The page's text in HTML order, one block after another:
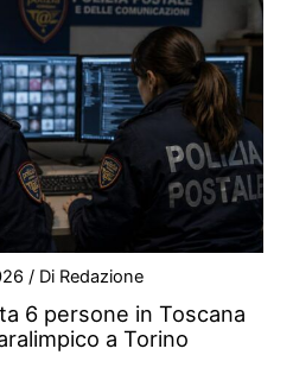
/ Di Redazione
6 persone in Toscana
a Torino